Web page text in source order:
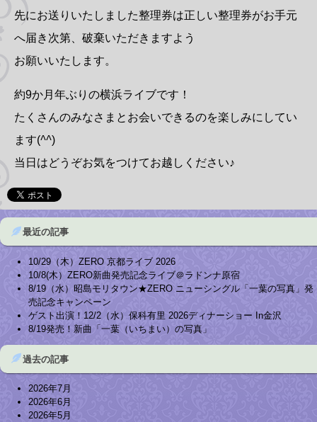
先にお送りいたしました整理券は正しい整理券がお手元
へ届き次第、破棄いただきますよう
お願いいたします。
約9か月年ぶりの横浜ライブです！
たくさんのみなさまとお会いできるのを楽しみにしてい
ます(^^)
当日はどうぞお気をつけてお越しください♪
最近の記事
10/29（木）ZERO 京都ライブ 2026
10/8(木）ZERO新曲発売記念ライブ＠ラドンナ原宿
8/19（水）昭島モリタウン★ZERO ニューシングル「一葉の写真」発
売記念キャンペーン
ゲスト出演！12/2（水）保科有里 2026ディナーショー In金沢
8/19発売！新曲「一葉（いちまい）の写真」
過去の記事
2026年7月
2026年6月
2026年5月